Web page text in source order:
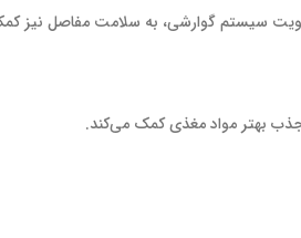
سیستم گوارشی، به سلامت مفاصل نیز
بهتر مواد مغذی کمک می‌کند.